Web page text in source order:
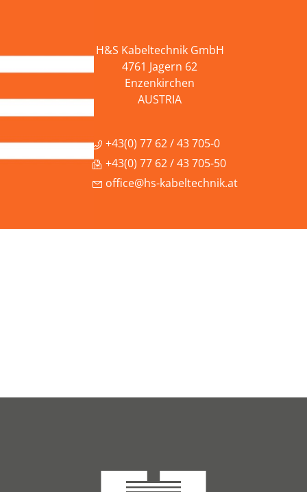
H&S Kabeltechnik GmbH
4761 Jagern 62
Enzenkirchen
AUSTRIA
+43(0) 77 62 / 43 705-0
+43(0) 77 62 / 43 705-50
office@hs-kabeltechnik.at